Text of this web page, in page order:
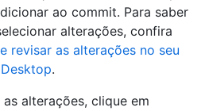
ao commit. Para saber
alterações, confira
revisar as alterações no seu
.
alterações, clique em